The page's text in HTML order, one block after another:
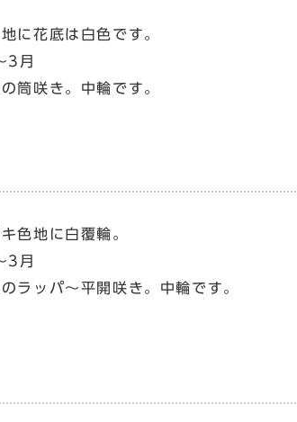
に花底は白色です。
3月
筒咲き。中輪です。
色地に白覆輪。
3月
ラッパ～平開咲き。中輪です。